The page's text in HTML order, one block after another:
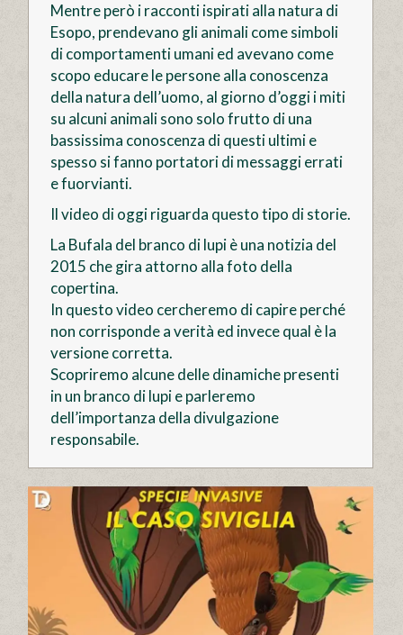
Mentre però i racconti ispirati alla natura di
Esopo, prendevano gli animali come simboli
di comportamenti umani ed avevano come
scopo educare le persone alla conoscenza
della natura dell’uomo, al giorno d’oggi i miti
su alcuni animali sono solo frutto di una
bassissima conoscenza di questi ultimi e
spesso si fanno portatori di messaggi errati
e fuorvianti.
Il video di oggi riguarda questo tipo di storie.
La Bufala del branco di lupi è una notizia del
2015 che gira attorno alla foto della
copertina.
In questo video cercheremo di capire perché
non corrisponde a verità ed invece qual è la
versione corretta.
Scopriremo alcune delle dinamiche presenti
in un branco di lupi e parleremo
dell’importanza della divulgazione
responsabile.